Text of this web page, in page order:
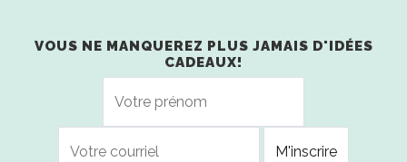
VOUS NE MANQUEREZ PLUS JAMAIS D'IDÉES
CADEAUX!